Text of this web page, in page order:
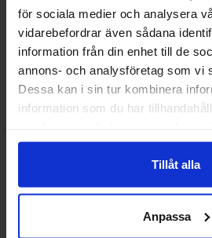
för sociala medier och analysera
vidarebefordrar även sådana
information från din enhet till de
annons- och analysföretag som vi
Dessa kan i sin tur kombinera
information som du har
Tillåt alla
Anpassa
13.90 kr
Køb
Andre